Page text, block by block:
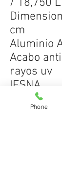
/ 18,750
cm
Aluminio
Acabo
rayos uv
IESNA
Phone